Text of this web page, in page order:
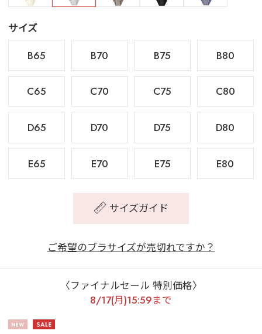
サイズ
B65
B70 B75 B80
C65 C70 C75 C80
D65 D70 D75 D80
E65 E70 E75 E80
サイズガイド
ご希望のブラサイズが売切れですか？
〈ファイナルセール 特別価格〉
8/17(月)15:59まで